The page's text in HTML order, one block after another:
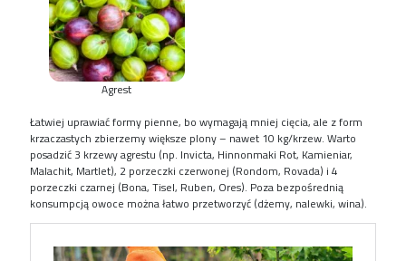
Agrest
Łatwiej uprawiać formy pienne, bo wymagają mniej cięcia, ale z form
krzaczastych zbierzemy większe plony – nawet 10 kg/krzew. Warto
posadzić 3 krzewy agrestu (np. Invicta, Hinnonmaki Rot, Kamieniar,
Malachit, Martlet), 2 porzeczki czerwonej (Rondom, Rovada) i 4
porzeczki czarnej (Bona, Tisel, Ruben, Ores). Poza bezpośrednią
konsumpcją owoce można łatwo przetworzyć (dżemy, nalewki, wina).